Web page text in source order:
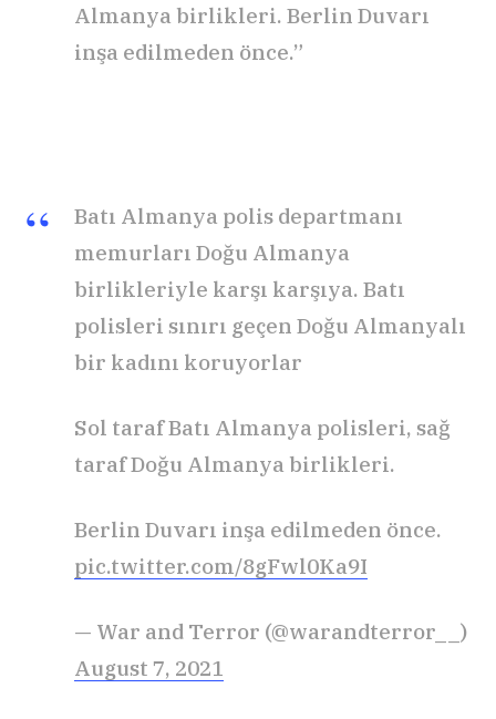
Almanya birlikleri. Berlin Duvarı
inşa edilmeden önce.”
Batı Almanya polis departmanı
memurları Doğu Almanya
birlikleriyle karşı karşıya. Batı
polisleri sınırı geçen Doğu Almanyalı
bir kadını koruyorlar
Sol taraf Batı Almanya polisleri, sağ
taraf Doğu Almanya birlikleri.
Berlin Duvarı inşa edilmeden önce.
pic.twitter.com/8gFwl0Ka9I
— War and Terror (@warandterror__)
August 7, 2021